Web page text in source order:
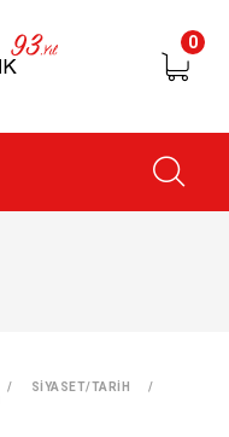
0
SİYASET/TARİH